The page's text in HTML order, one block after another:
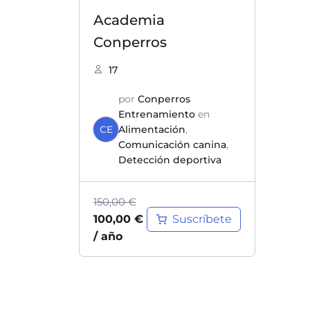
Academia
Conperros
17
CE
por Conperros
Entrenamiento en
Alimentación,
Comunicación canina,
Detección deportiva
150,00€
100,00 €
/ año
Suscríbete